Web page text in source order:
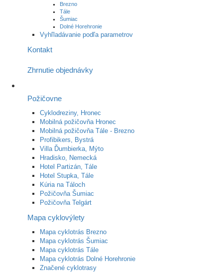
Brezno
Tále
Šumiac
Dolné Horehronie
Vyhľladávanie podľa parametrov
Kontakt
Zhrnutie objednávky
Požičovne
Cyklodreziny, Hronec
Mobilná požičovňa Hronec
Mobilná požičovňa Tále - Brezno
Profibikers, Bystrá
Villa Ďumbierka, Mýto
Hradisko, Nemecká
Hotel Partizán, Tále
Hotel Stupka, Tále
Kúria na Táloch
Požičovňa Šumiac
Požičovňa Telgárt
Mapa cyklovýlety
Mapa cyklotrás Brezno
Mapa cyklotrás Šumiac
Mapa cyklotrás Tále
Mapa cyklotrás Dolné Horehronie
Značené cyklotrasy